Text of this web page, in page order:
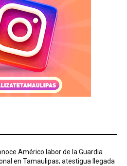
Américo labor de la Guardia
en Tamaulipas; atestigua llegada